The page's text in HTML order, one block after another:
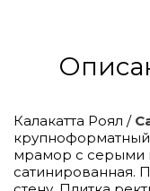
Калакатта Роял /
мрамор с серыми
сатинированная.